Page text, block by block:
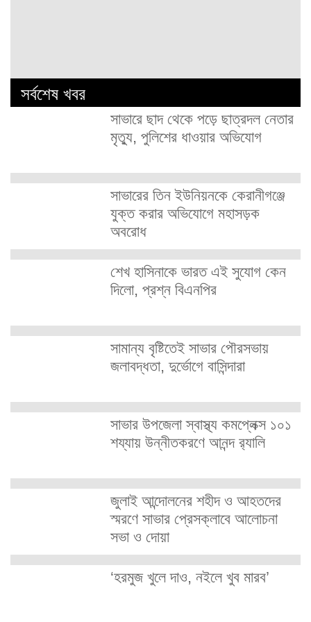
সর্বশেষ খবর
সাভারে ছাদ থেকে পড়ে ছাত্রদল নেতার
মৃত্যু, পুলিশের ধাওয়ার অভিযোগ
সাভারের তিন ইউনিয়নকে কেরানীগঞ্জে
যুক্ত করার অভিযোগে মহাসড়ক
অবরোধ
শেখ হাসিনাকে ভারত এই সুযোগ কেন
দিলো, প্রশ্ন বিএনপির
সামান্য বৃষ্টিতেই সাভার পৌরসভায়
জলাবদ্ধতা, দুর্ভোগে বাসিন্দারা
সাভার উপজেলা স্বাস্থ্য কমপ্লেক্স ১০১
শয্যায় উন্নীতকরণে আনন্দ র‍্যালি
জুলাই আন্দোলনের শহীদ ও আহতদের
স্মরণে সাভার প্রেসক্লাবে আলোচনা
সভা ও দোয়া
‘হরমুজ খুলে দাও, নইলে খুব মারব’